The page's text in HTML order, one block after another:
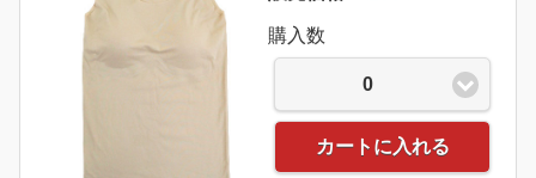
購入数
0
カートに入れる